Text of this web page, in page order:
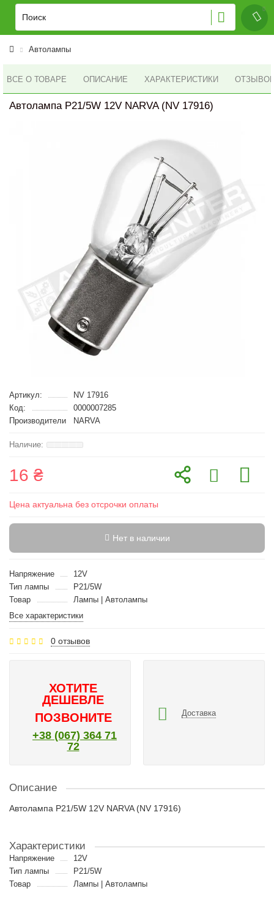
Автолампы
ВСЕ О ТОВАРЕ ОПИСАНИЕ ХАРАКТЕРИСТИКИ ОТЗЫВОВ
Автолампа P21/5W 12V NARVA (NV 17916)
Артикул:
NV 17916
Код:
0000007285
Производители
NARVA
16 ₴
Цена актуальна без отсрочки оплаты
Нет в наличии
Напряжение
12V
Тип лампы
P21/5W
Товар
Лампы | Автолампы
Все характеристики
0 отзывов
ХОТИТЕ
ДЕШЕВЛЕ
ПОЗВОНИТЕ
+38 (067) 364 71
72
Доставка
Описание
Автолампа P21/5W 12V NARVA (NV 17916)
Характеристики
Напряжение
12V
Тип лампы
P21/5W
Товар
Лампы | Автолампы